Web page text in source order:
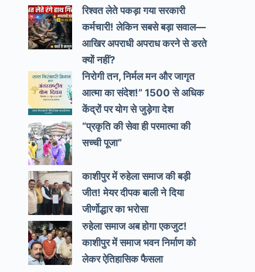
रिश्वत लेते पकड़ा गया सरकारी
कर्मचारी! लेकिन सबसे बड़ा सवाल—
आखिर अपराधी अपराध करने से डरते
क्यों नहीं?
निरोगी तन, निर्मल मन और जागृत
आत्मा का संदेश!” 1500 से अधिक
केंद्रों पर योग से जुड़ेगा देश
“प्रकृति की सेवा ही परमात्मा की
सच्ची पूजा”
काशीपुर में रुहेला समाज की बड़ी
जीत! मेयर दीपक बाली ने दिया
जीर्णोद्धार का भरोसा
रुहेला समाज अब होगा एकजुट!
काशीपुर में समाज भवन निर्माण को
लेकर ऐतिहासिक फैसला